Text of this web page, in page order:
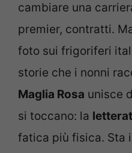
cambiare una
premier, contratti.
foto sui frigoriferi
storie che i nonni
Maglia Rosa unisce
si toccano: la
fatica più fisica. Sta